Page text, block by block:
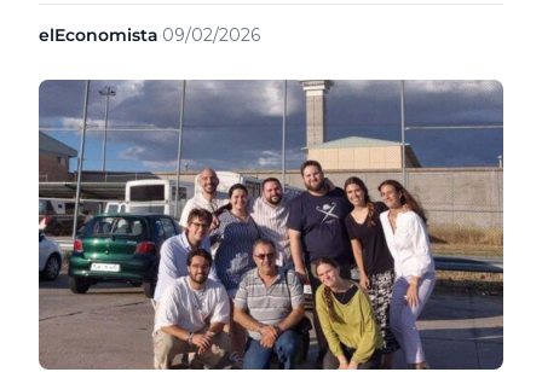
elEconomista·09/02/2026